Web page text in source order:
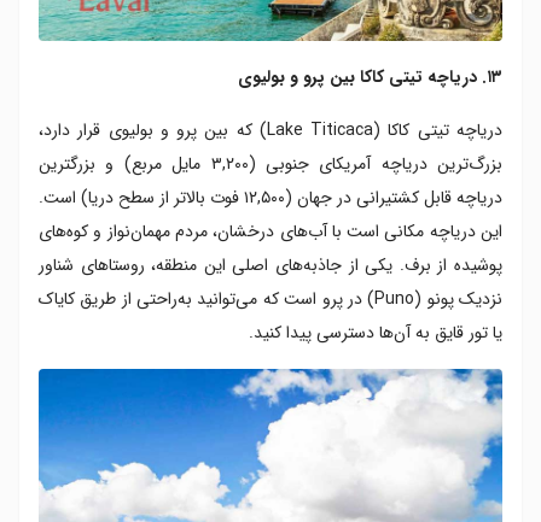
۱۳. دریاچه تیتی کاکا بین پرو و بولیوی
دریاچه تیتی کاکا (Lake Titicaca) که بین پرو و بولیوی قرار دارد،
بزرگ‌ترین دریاچه‌ آمریکای جنوبی (۳,۲۰۰ مایل مربع) و بزرگترین
دریاچه‌ قابل کشتیرانی در جهان (۱۲,۵۰۰ فوت بالاتر از سطح دریا) است.
این دریاچه مکانی است با آب‌های درخشان، مردم مهمان‌نواز و کوه‌های
پوشیده از برف. یکی از جاذبه‌های اصلی این منطقه، روستاهای شناور
نزدیک پونو (Puno) در پرو است که می‌توانید به‌راحتی از طریق کایاک
یا تور قایق به آن‌ها دسترسی پیدا کنید.